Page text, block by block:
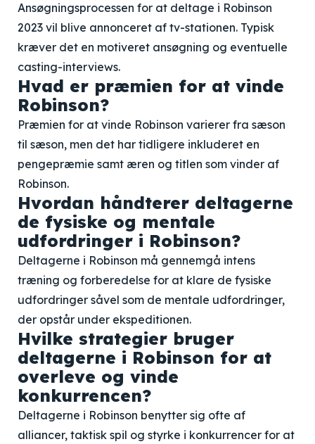
Ansøgningsprocessen for at deltage i Robinson
2023 vil blive annonceret af tv-stationen. Typisk
kræver det en motiveret ansøgning og eventuelle
casting-interviews.
Hvad er præmien for at vinde
Robinson?
Præmien for at vinde Robinson varierer fra sæson
til sæson, men det har tidligere inkluderet en
pengepræmie samt æren og titlen som vinder af
Robinson.
Hvordan håndterer deltagerne
de fysiske og mentale
udfordringer i Robinson?
Deltagerne i Robinson må gennemgå intens
træning og forberedelse for at klare de fysiske
udfordringer såvel som de mentale udfordringer,
der opstår under ekspeditionen.
Hvilke strategier bruger
deltagerne i Robinson for at
overleve og vinde
konkurrencen?
Deltagerne i Robinson benytter sig ofte af
alliancer, taktisk spil og styrke i konkurrencer for at